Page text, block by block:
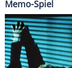
Memo-Spiel